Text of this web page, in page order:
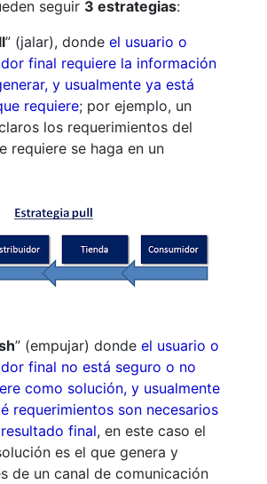
seguir 3 estrategias:
” (jalar), donde el usuario o
final requiere la información
y usualmente ya está
requiere; por ejemplo, un
los requerimientos del
requiere se haga en un
” (empujar) donde el usuario o
final no está seguro o no
como solución, y usualmente
requerimientos son necesarios
final, en este caso el
es el que genera y
de un canal de comunicación